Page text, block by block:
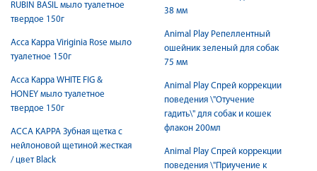
RUBIN BASIL мыло туалетное
твердое 150г
Acca Kappa Viriginia Rose мыло
туалетное 150г
Acca Kappa WHITE FIG &
HONEY мыло туалетное
твердое 150г
ACCA KAPPA Зубная щетка с
нейлоновой щетиной жесткая
/ цвет Black
38 мм
Animal Play Репеллентный
ошейник зеленый для собак
75 мм
Animal Play Спрей коррекции
поведения \"Отучение
гадить\" для собак и кошек
флакон 200мл
Animal Play Спрей коррекции
поведения \"Приучение к